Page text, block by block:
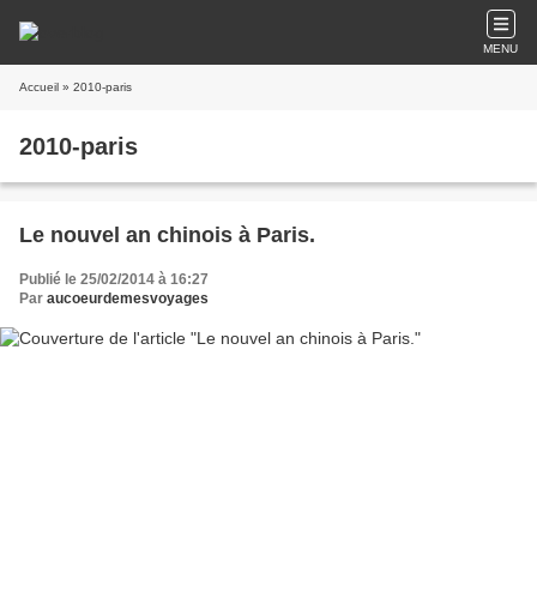
MENU
Accueil » 2010-paris
2010-paris
Le nouvel an chinois à Paris.
Publié le 25/02/2014 à 16:27
Par aucoeurdemesvoyages